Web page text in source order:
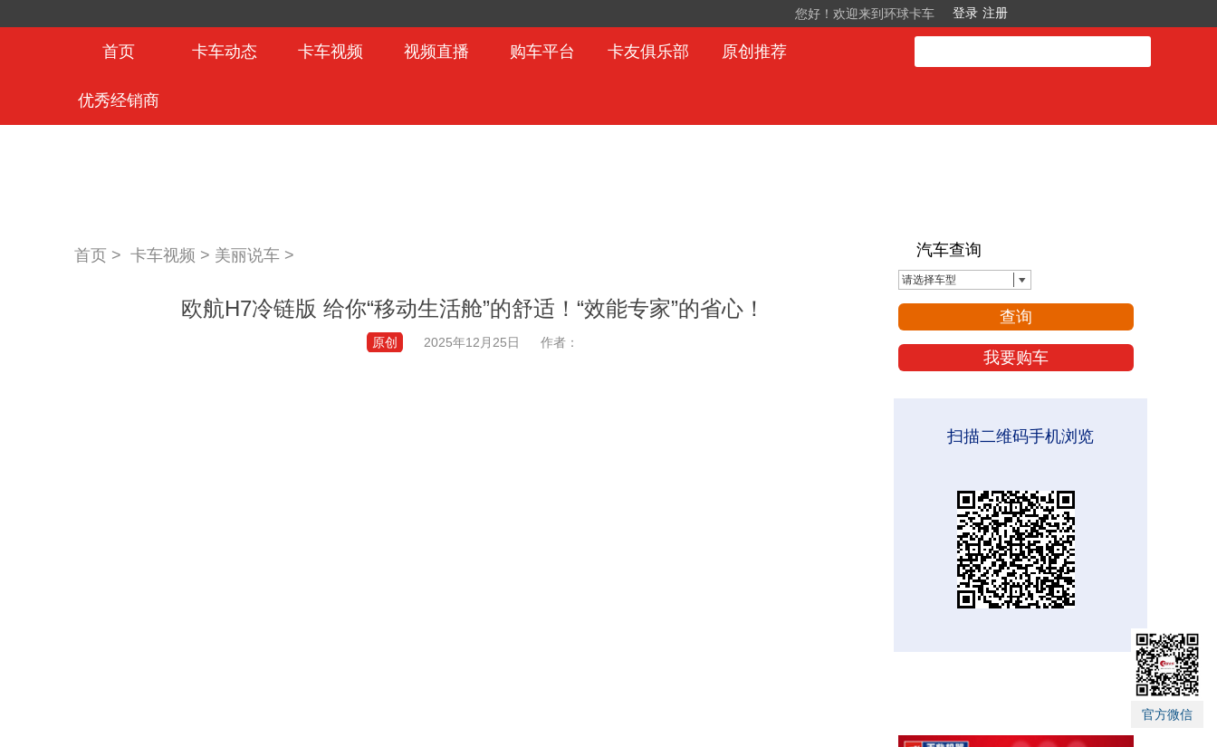
您好！欢迎来到环球卡车
首页 卡车动态 卡车视频 视频直播 购车平台 卡友俱乐部 原创推荐
优秀经销商
首页 > 卡车视频 > 美丽说车 >
欧航H7冷链版 给你“移动生活舱”的舒适！“效能专家”的省心！
原创 2025年12月25日 作者：
汽车查询
请选择车型
查询
我要购车
扫描二维码手机浏览
官方微信